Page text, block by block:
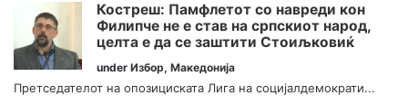
Костреш: Памфлетот со навреди кон
Филипче не е став на српскиот народ,
целта е да се заштити Стоиљковиќ
under Избор, Македонија
Претседателот на опозициската Лига на социјалдемократи...